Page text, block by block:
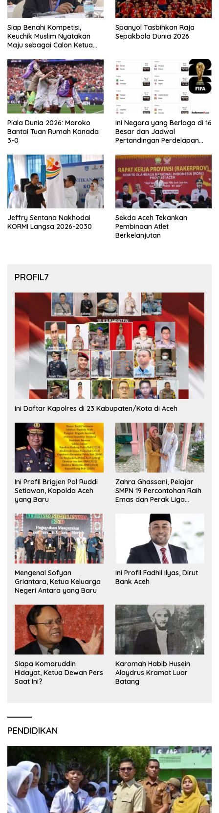
Siap Benahi Kompetisi,
Keuchik Muslim Nyatakan
Maju sebagai Calon Ketua
Spanyol Tasbihkan Raja
Sepakbola Dunia 2026
Piala Dunia 2026: Maroko
Bantai Tuan Rumah Kanada
3-0
Ini Negara yang Berlaga di 16
Besar dan Jadwal
Pertandingan Perdelapan
Jeffry Sentana Nakhodai
KORMI Langsa 2026-2030
Sekda Aceh Tekankan
Pembinaan Atlet
Berkelanjutan
PROFIL7
Ini Daftar Kapolres di 23 Kabupaten/Kota di Aceh
Ini Profil Brigjen Pol Ruddi
Setiawan, Kapolda Aceh
yang Baru
Zahra Ghassani, Pelajar
SMPN 19 Percontohan Raih
Emas dan Perak Liga
Mengenal Sofyan
Griantara, Ketua Keluarga
Negeri Antara yang Baru
Ini Profil Fadhil Ilyas, Dirut
Bank Aceh
Siapa Komaruddin
Hidayat, Ketua Dewan Pers
Saat Ini?
Karomah Habib Husein
Alaydrus Kramat Luar
Batang
PENDIDIKAN